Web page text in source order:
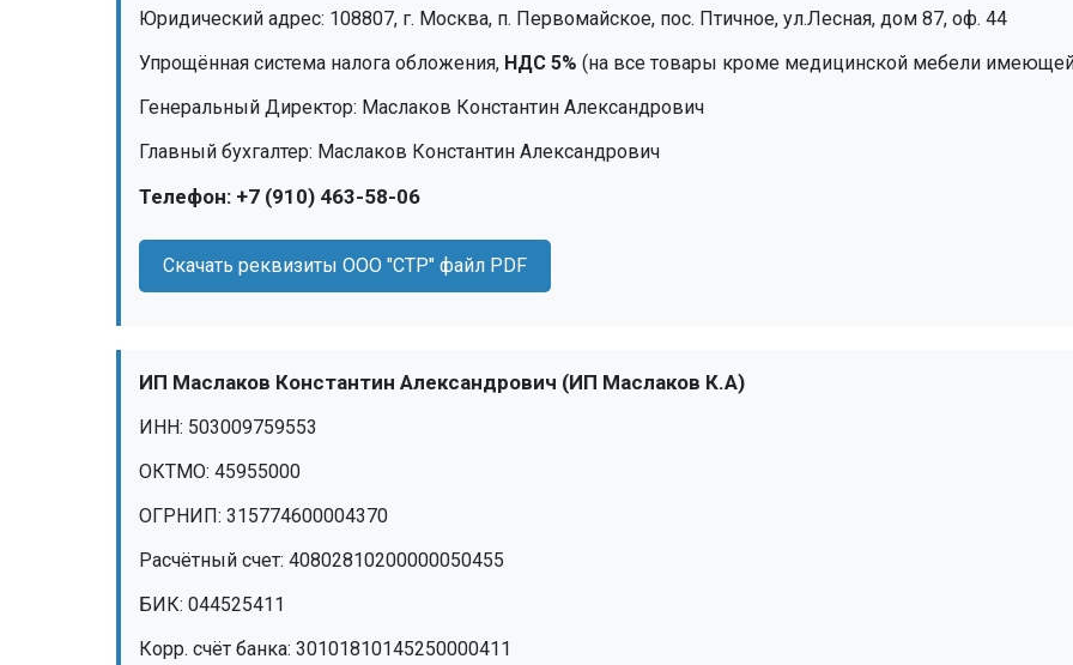
Юридический адрес: 108807, г. Москва, п. Первомайское, пос. Птичное, ул.Лесная, дом 87, оф. 44
Упрощённая система налога обложения, НДС 5% (на все товары кроме медицинской мебели
Генеральный Директор: Маслаков Константин Александрович
Главный бухгалтер: Маслаков Константин Александрович
Телефон: +7 (910) 463-58-06
Скачать реквизиты ООО "СТР" файл PDF
ИП Маслаков Константин Александрович (ИП Маслаков К.А)
ИНН: 503009759553
ОКТМО: 45955000
ОГРНИП: 315774600004370
Расчётный счет: 40802810200000050455
БИК: 044525411
Корр. счёт банка: 30101810145250000411